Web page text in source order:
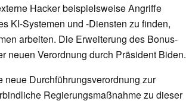
Hacker beispielsweise Angriffe
KI-Systemen und -Diensten zu finden,
arbeiten. Die Erweiterung des Bonus-
neuen Verordnung durch Präsident Biden.
neue Durchführungsverordnung zur
Regierungsmaßnahme zu dieser